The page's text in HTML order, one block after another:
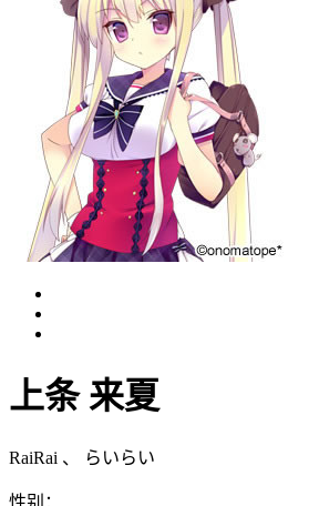
上条 来夏
RaiRai 、 らいらい
性别：